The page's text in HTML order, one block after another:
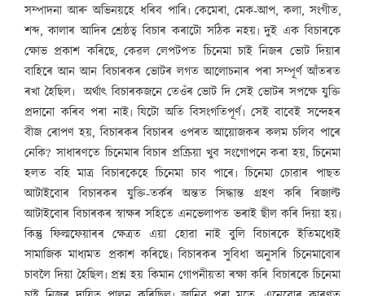
সম্পাদনা আৰু অভিনয়হে ধৰিব পাৰি৷ কেমেৰা, মেক-আপ, কলা, সংগীত,
শব্দ, কালাৰ আদিৰ শ্ৰেষ্ঠত্ব বিচাৰ কৰাটো সঠিক নহয়৷ দুই এক বিচাৰকে
ক্ষোভ প্ৰকাশ কৰিছে, কেৱল লেপটপত চিনেমা চাই নিজৰ ভোট দিয়াৰ
বাহিৰে আন আন বিচাৰকৰ ভোটৰ লগত আলোচনাৰ পৰা সম্পূৰ্ণ আঁতৰত
ৰখা হৈছিল৷ অৰ্থাৎ বিচাৰকজনে তেওঁৰ ভোট দি সেই ভোটৰ সপক্ষে যুক্তি
প্ৰদানো কৰিব পৰা নাই৷ যিটো অতি বিসংগতিপূৰ্ণ৷ সেই বাবেই সন্দেহৰ
বীজ ৰোপণ হয়, বিচাৰকৰ বিচাৰৰ ওপৰত আয়োজকৰ কলম চলিব পাৰে
নেকি? সাধাৰণতে চিনেমাৰ বিচাৰ প্ৰক্ৰিয়া খুব সংগোপনে কৰা হয়, চিনেমা
হলত বহি মাত্ৰ বিচাৰকেহে চিনেমা চাব পাৰে৷ চিনেমা চোৱাৰ পাছত
আটাইবোৰ বিচাৰকৰ যুক্তি-তৰ্কৰ অন্তত সিদ্ধান্ত গ্ৰহণ কৰি ৰিজাল্ট
আটাইবোৰ বিচাৰকৰ স্বাক্ষৰ সহিতে এনভেলাপত ভৰাই ছীল কৰি দিয়া হয়৷
কিন্তু ফিল্মফেয়াৰৰ ক্ষেত্ৰত এয়া হোৱা নাই বুলি বিচাৰকে ইতিমধ্যেই
সামাজিক মাধ্যমত প্ৰকাশ কৰিছে৷ বিচাৰকৰ সুবিধা অনুসৰি চিনেমাবোৰ
চাবলৈ দিয়া হৈছিল৷ প্ৰশ্ন হয় কিমান গোপনীয়তা ৰক্ষা কৰি বিচাৰকে চিনেমা